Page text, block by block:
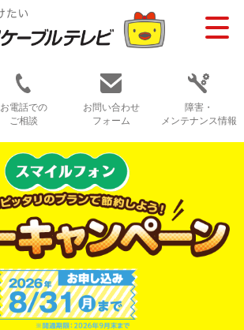
お電話での
ご相談
お問い合わせ
フォーム
障害・
メンテナンス情報